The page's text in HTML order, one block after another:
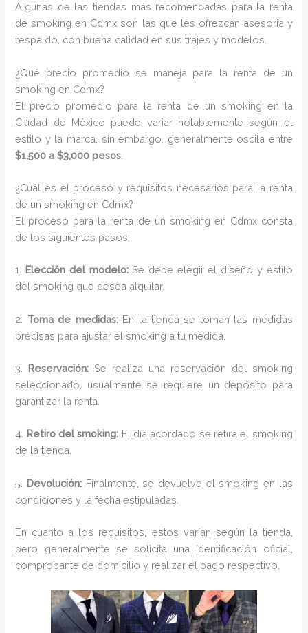
Algunas de las tiendas más recomendadas para la renta
de smoking en Cdmx son las que les ofrezcan asesoria y
respaldo, con buena calidad en sus trajes y modelos.
¿Qué precio promedio se maneja para la renta de un
smoking en Cdmx?
El precio promedio para la renta de un smoking en la
Ciudad de México puede variar notablemente según el
estilo y la marca, sin embargo, generalmente oscila entre
$1,500 a $3,000 pesos
¿Cuál es el proceso y requisitos necesarios para la renta
de un smoking en Cdmx?
El proceso para la renta de un smoking en Cdmx consta
de los siguientes pasos:
1. Elección del modelo:Se debe elegir el diseño y estilo
del smoking que desea alquilar.
2. Toma de medidas:En la tienda se toman las medidas
precisas para ajustar el smoking a tu medida.
3. Reservación: Se realiza una reservación del smoking
seleccionado, usualmente se requiere un depósito para
garantizar la renta.
4. Retiro del smoking: El día acordado se retira el smoking
de la tienda.
5. Devolución: Finalmente, se devuelve el smoking en las
condiciones y la fecha estipuladas.
En cuanto a los requisitos, estos varían según la tienda,
pero generalmente se solicita una identificación oficial,
comprobante de domicilio y realizar el pago respectivo.